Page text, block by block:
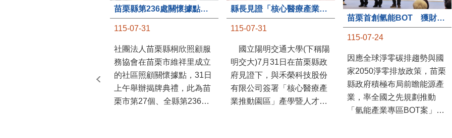
苗栗縣第236處關懷據點在苗栗市維祥里揭牌
115-07-31
社團法人苗栗縣桐欣照顧服
務協會在苗栗市維祥里成立
的社區照顧關懷據點，31日
上午舉辦揭牌典禮，此為苗
栗市第27個、全縣第236處
縣長見證「核心醫療產業推動園區」產學合作簽約儀式
115-07-31
國立陽明交通大學(下稱陽
明交大)7月31日在苗栗縣政
府見證下，與禾榮科技股份
有限公司簽署「核心醫療產
業推動園區」產學暨人才培
苗栗首創氫能BOT 獲財政部「突破之翼」肯定
115-07-24
因應全球淨零碳排趨勢與國
家2050淨零排放政策，苗栗
縣政府積極布局前瞻能源產
業，率全國之先規劃推動
「氫能產業專區BOT案」，